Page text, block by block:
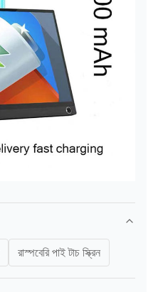
রাস্পবেরি পাই টাচ স্ক্রিন